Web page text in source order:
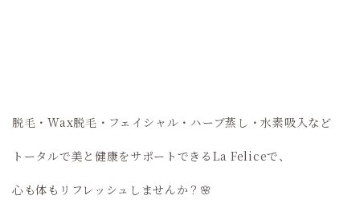
脱毛・Wax脱毛・フェイシャル・ハーブ蒸し・水素吸入など
トータルで美と健康をサポートできるLa Feliceで、
心も体もリフレッシュしませんか？🌸